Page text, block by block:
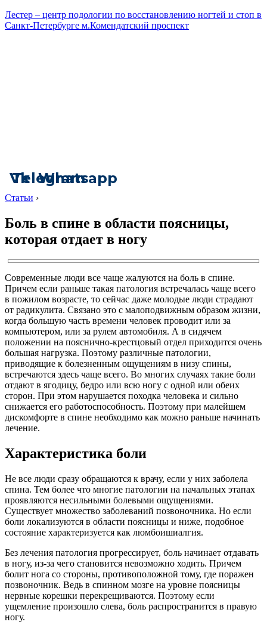
Лестер – центр подологии по восстановлению ногтей и стоп в
Санкт-Петербурге м.Комендатский проспект
Vk
Telegram
Whatsapp
Статьи ›
Боль в спине в области поясницы,
которая отдает в ногу
Современные люди все чаще жалуются на боль в спине.
Причем если раньше такая патология встречалась чаще всего
в пожилом возрасте, то сейчас даже молодые люди страдают
от радикулита. Связано это с малоподвижным образом жизни,
когда большую часть времени человек проводит или за
компьютером, или за рулем автомобиля. А в сидячем
положении на пояснично-крестцовый отдел приходится очень
большая нагрузка. Поэтому различные патологии,
приводящие к болезненным ощущениям в низу спины,
встречаются здесь чаще всего. Во многих случаях такие боли
отдают в ягодицу, бедро или всю ногу с одной или обеих
сторон. При этом нарушается походка человека и сильно
снижается его работоспособность. Поэтому при малейшем
дискомфорте в спине необходимо как можно раньше начинать
лечение.
Характеристика боли
Не все люди сразу обращаются к врачу, если у них заболела
спина. Тем более что многие патологии на начальных этапах
проявляются несильными болевыми ощущениями.
Существует множество заболеваний позвоночника. Но если
боли локализуются в области поясницы и ниже, подобное
состояние характеризуется как люмбоишиалгия.
Без лечения патология прогрессирует, боль начинает отдавать
в ногу, из-за чего становится невозможно ходить. Причем
болит нога со стороны, противоположной тому, где поражен
позвоночник. Ведь в спинном мозге на уровне поясницы
нервные корешки перекрещиваются. Поэтому если
ущемление произошло слева, боль распространится в правую
ногу.